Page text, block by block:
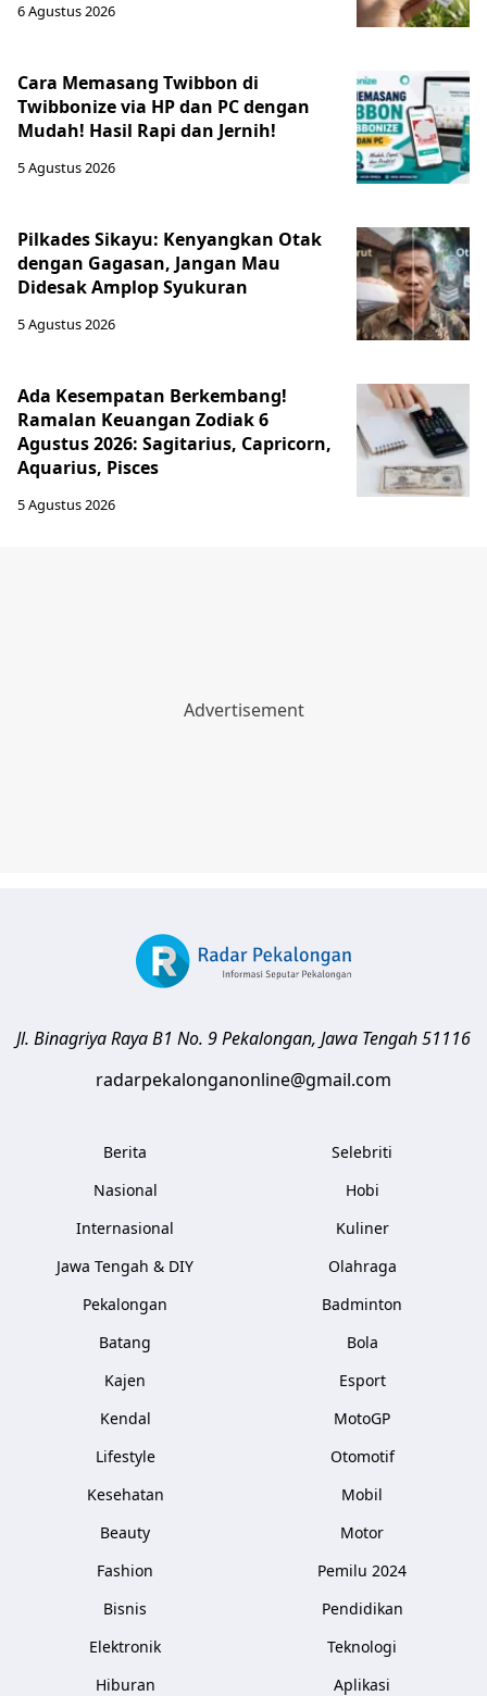
6 Agustus 2026
Cara Memasang Twibbon di
Twibbonize via HP dan PC dengan
Mudah! Hasil Rapi dan Jernih!
5 Agustus 2026
Pilkades Sikayu: Kenyangkan Otak
dengan Gagasan, Jangan Mau
Didesak Amplop Syukuran
5 Agustus 2026
Ada Kesempatan Berkembang!
Ramalan Keuangan Zodiak 6
Agustus 2026: Sagitarius, Capricorn,
Aquarius, Pisces
5 Agustus 2026
Jl. Binagriya Raya B1 No. 9Pekalongan, Jawa Tengah51116
radarpekalonganonline@gmail.com
Berita
Nasional
Internasional
Jawa Tengah & DIY
Pekalongan
Batang
Kajen
Kendal
Lifestyle
Kesehatan
Beauty
Fashion
Bisnis
Elektronik
Hiburan
Selebriti
Hobi
Kuliner
Olahraga
Badminton
Bola
Esport
MotoGP
Otomotif
Mobil
Motor
Pemilu 2024
Pendidikan
Teknologi
Aplikasi